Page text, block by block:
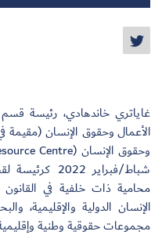
غاياتري خاندهادي، رئيسة
الأعمال وحقوق الإنسان (مقيمة
شباط/فبراير
محامية ذات خلفية في
الإنسان الدولية والإقليمية،
مجموعات حقوقية وطنية